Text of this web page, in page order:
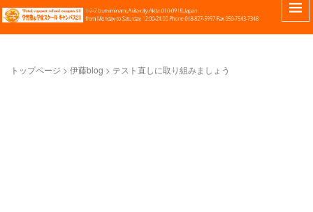
トップページ > 伊藤blog > テスト直しに取り組みましょう